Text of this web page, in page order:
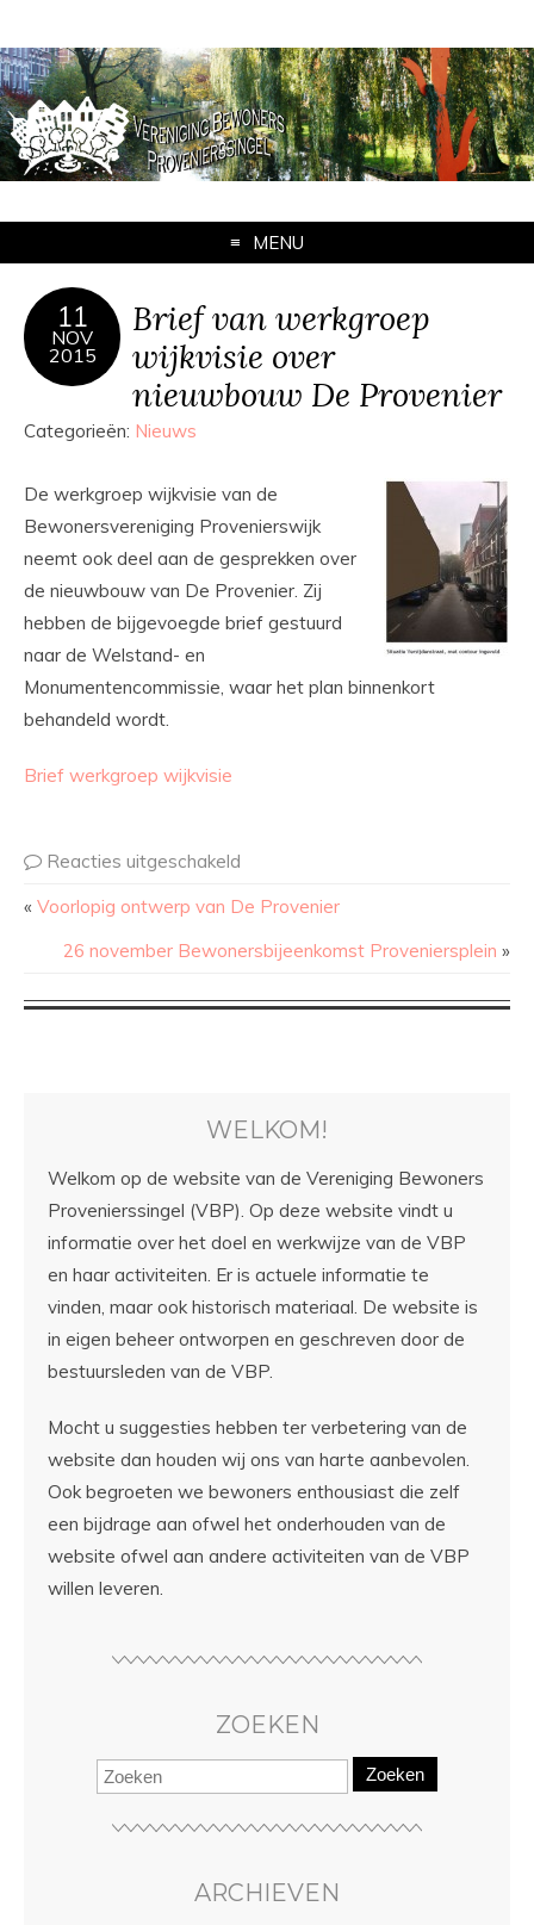
MENU
11
NOV
2015
Brief van werkgroep
wijkvisie over
nieuwbouw De Provenier
Categorieën: Nieuws
De werkgroep wijkvisie van de
Bewonersvereniging Provenierswijk
neemt ook deel aan de gesprekken over
de nieuwbouw van De Provenier. Zij
hebben de bijgevoegde brief gestuurd
naar de Welstand- en
Monumentencommissie, waar het plan binnenkort
behandeld wordt.
Brief werkgroep wijkvisie
Reacties uitgeschakeld
« Voorlopig ontwerp van De Provenier
26 november Bewonersbijeenkomst Proveniersplein »
WELKOM!
Welkom op de website van de Vereniging Bewoners
Provenierssingel (VBP). Op deze website vindt u
informatie over het doel en werkwijze van de VBP
en haar activiteiten. Er is actuele informatie te
vinden, maar ook historisch materiaal. De website is
in eigen beheer ontworpen en geschreven door de
bestuursleden van de VBP.
Mocht u suggesties hebben ter verbetering van de
website dan houden wij ons van harte aanbevolen.
Ook begroeten we bewoners enthousiast die zelf
een bijdrage aan ofwel het onderhouden van de
website ofwel aan andere activiteiten van de VBP
willen leveren.
ZOEKEN
Zoeken
ARCHIEVEN